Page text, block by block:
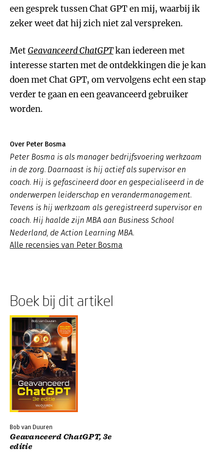
een gesprek tussen Chat GPT en mij, waarbij ik
zeker weet dat hij zich niet zal verspreken.
MetGeavanceerd ChatGPTkan iedereen met
interesse starten met de ontdekkingen die je kan
doen met Chat GPT, om vervolgens echt een stap
verder te gaan en een geavanceerd gebruiker
worden.
Over Peter Bosma
Peter Bosma is als manager bedrijfsvoering werkzaam
in de zorg. Daarnaast is hij actief als supervisor en
coach. Hij is gefascineerd door en gespecialiseerd in de
onderwerpen leiderschap en verandermanagement.
Tevens is hij werkzaam als geregistreerd supervisor en
coach. Hij haalde zijn MBA aan Business School
Nederland, de Action Learning MBA.
Alle recensies van Peter Bosma
Boek bij dit artikel
Bob van Duuren
Geavanceerd ChatGPT, 3e
editie